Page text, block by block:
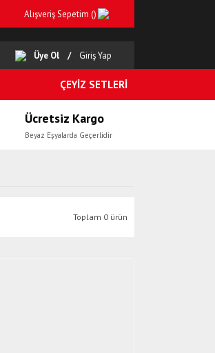
Alışveriş Sepetim ()
Üye Ol Giriş Yap
ÇEYİZ SETLERİ
Ücretsiz Kargo
Beyaz Eşyalarda Geçerlidir
Toplam 0 ürün